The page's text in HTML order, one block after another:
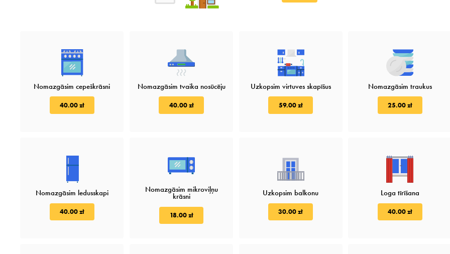
Nomazgāsim cepeškrāsni
40.00 zł
Nomazgāsim tvaika nosūcēju
40.00 zł
Uzkopsim virtuves skapīšus
59.00 zł
Nomazgāsim traukus
25.00 zł
Nomazgāsim ledusskapi
40.00 zł
Nomazgāsim mikroviļņu
krāsni
18.00 zł
Uzkopsim balkonu
30.00 zł
Loga tīrīšana
40.00 zł